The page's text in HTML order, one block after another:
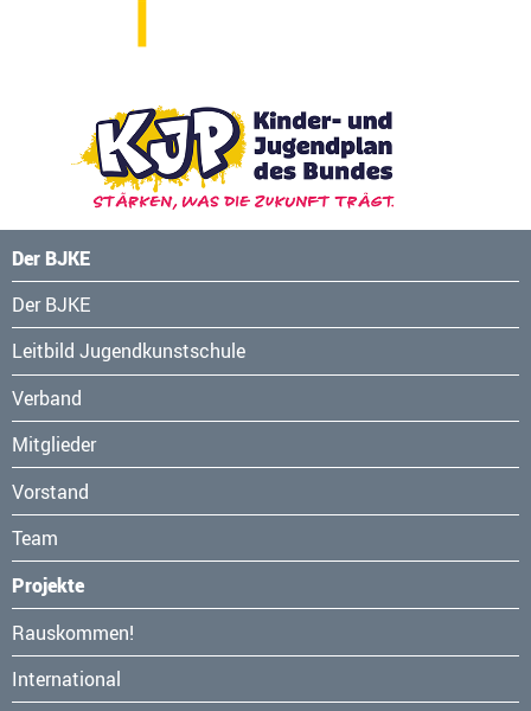
Der BJKE
Navigation
überspringen
Der BJKE
Leitbild Jugendkunstschule
Verband
Mitglieder
Vorstand
Team
Projekte
Navigation
überspringen
Rauskommen!
International